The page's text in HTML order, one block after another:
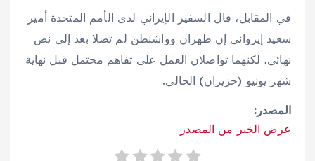
في المقابل، قال السفير الإيراني لدى الأمم المتحدة أمير
سعيد إيرواني إن طهران وواشنطن لم تصلا بعد إلى نص
نهائي، لكنهما تواصلان العمل على تفاهم محتمل قبل نهاية
شهر يونيو (حزيران) الحالي.
المصدر:
عرض الخبر من المصدر